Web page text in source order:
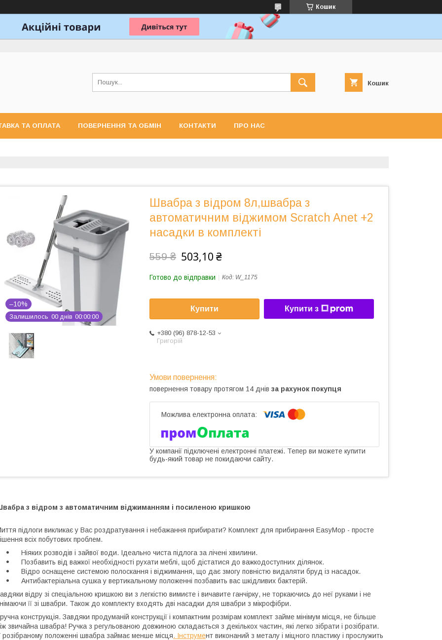
Кошик
Кошик
ТА ОПЛАТА ПОВЕРНЕННЯ ТА ОБМІН КОНТАКТИ ПРО НАС
–10%
Залишилось 00 днів 00 00 00
Швабра з відром 8л,швабра з
автоматичним віджимом Scratch Anet +2
насадки в комплекті
559 ₴ 503,10 ₴
Готово до відправки Код: W_1175
Купити Купити з
+380 (96) 878-12-53
Григорій
повернення товару протягом 14 днів за рахунок покупця
У компанії підключені електронні платежі. Тепер ви можете купити
будь-який товар не покидаючи сайту.
з відром з автоматичним віджиманням і посиленою кришкою
підлоги викликає у Вас роздратування і небажання прибирати? Комплект для прибирання EasyMop - просте
всіх побутових проблем.
Ніяких розводів і зайвої води. Ідеально чиста підлога за лічені хвилини.
Позбавить від важкої необхідності рухати меблі, щоб дістатися до важкодоступних ділянок.
Відро оснащене системою полоскання і віджимання, що дає змогу повністю видаляти бруд із насадок.
Антибактеріальна сушка у вертикальному положенні позбавить вас шкідливих бактерій.
відру зі спеціальною кришкою ви з легкістю вимиєте і вичавите ганчірку, не торкаючись до неї руками і не
її зі швабри. Також до комплекту входять дві насадки для швабри з мікрофібри.
конструкція. Завдяки продуманій конструкції і компактним розмірам комплект займе мінімум місця, не більше
звичайна швабра! Ручка з регульованою довжиною складається з декількох частин, які легко зібрати і розібрати.
розібраному положенні швабра займає менше місця. Інструмент виконаний з металу і міцного пластику і прослужить